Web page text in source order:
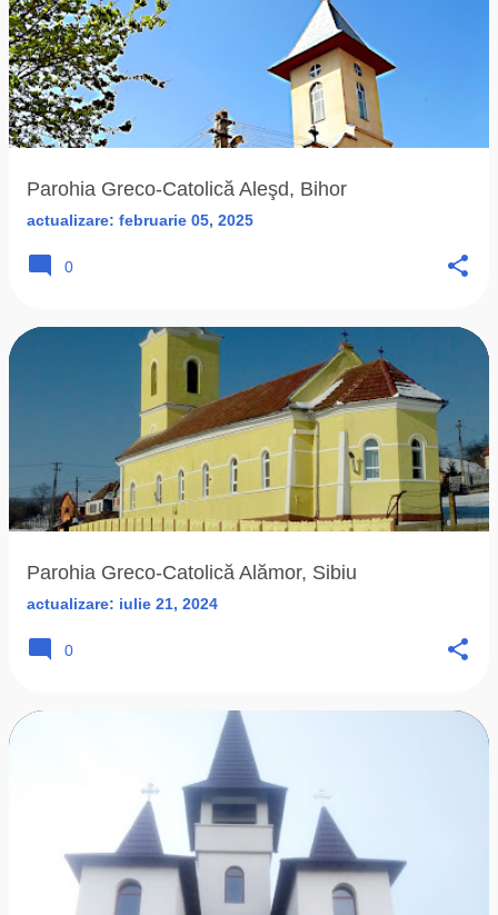
Parohia Greco-Catolică Aleşd, Bihor
actualizare: februarie 05, 2025
0
Parohia Greco-Catolică Alămor, Sibiu
actualizare: iulie 21, 2024
0